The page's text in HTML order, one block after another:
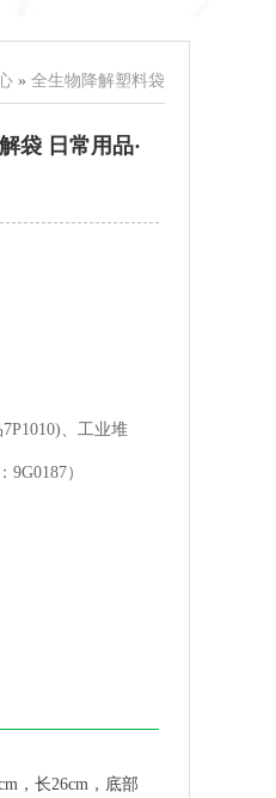
» 全生物降解塑料袋
袋 日常用品·
、工业堆
）
，长26cm，底部